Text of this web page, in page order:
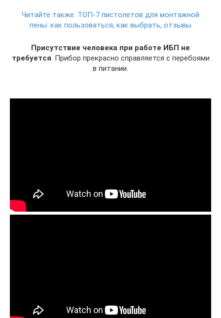
Читайте также: ТОП-7 пистолетов для монтажной
пены: как пользоваться, как выбрать, отзывы
Присутствие человека при работе ИБП не
требуется. Прибор прекрасно справляется с перебоями
в питании.